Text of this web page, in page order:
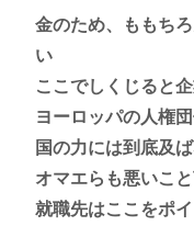
金のため、ももち
い
ここでしくじると
ヨーロッパの人権
国の力には到底及
オマエらも悪いこ
就職先はここをポ